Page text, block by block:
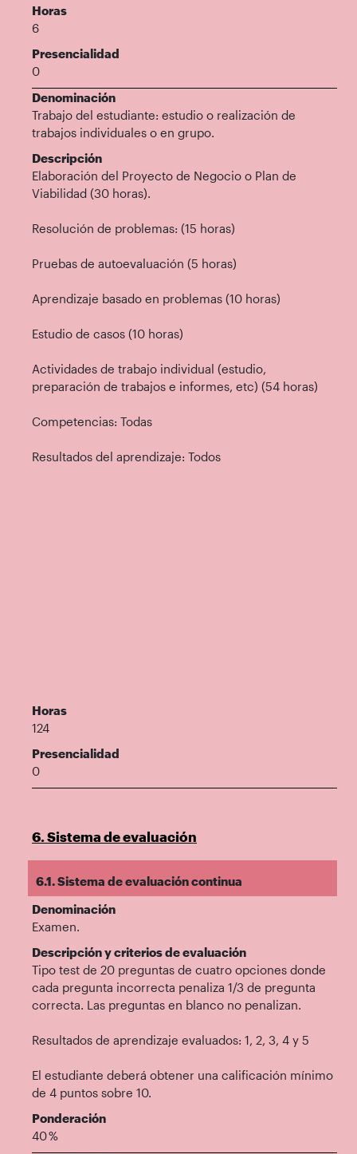
Horas
6
Presencialidad
0
Denominación
Trabajo del estudiante: estudio o realización de
trabajos individuales o en grupo.
Descripción
Elaboración del Proyecto de Negocio o Plan de
Viabilidad (30 horas).
Resolución de problemas: (15 horas)
Pruebas de autoevaluación (5 horas)
Aprendizaje basado en problemas (10 horas)
Estudio de casos (10 horas)
Actividades de trabajo individual (estudio,
preparación de trabajos e informes, etc) (54 horas)
Competencias: Todas
Resultados del aprendizaje: Todos
Horas
124
Presencialidad
0
6. Sistema de evaluación
6.1. Sistema de evaluación continua
Denominación
Examen.
Descripción y criterios de evaluación
Tipo test de 20 preguntas de cuatro opciones donde
cada pregunta incorrecta penaliza 1/3 de pregunta
correcta. Las preguntas en blanco no penalizan.
Resultados de aprendizaje evaluados: 1, 2, 3, 4 y 5
El estudiante deberá obtener una calificación mínimo
de 4 puntos sobre 10.
Ponderación
40 %